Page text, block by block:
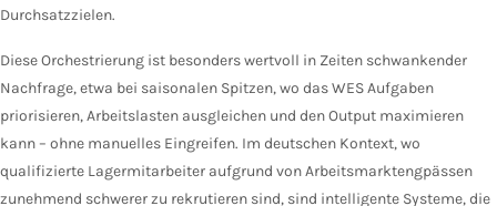
Durchsatzzielen.
Diese Orchestrierung ist besonders wertvoll in Zeiten schwankender
Nachfrage, etwa bei saisonalen Spitzen, wo das WES Aufgaben
priorisieren, Arbeitslasten ausgleichen und den Output maximieren
kann – ohne manuelles Eingreifen. Im deutschen Kontext, wo
qualifizierte Lagermitarbeiter aufgrund von Arbeitsmarktengpässen
zunehmend schwerer zu rekrutieren sind, sind intelligente Systeme, die